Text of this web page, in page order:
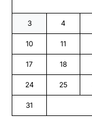
3 4
10 11
17 18
24 25
31